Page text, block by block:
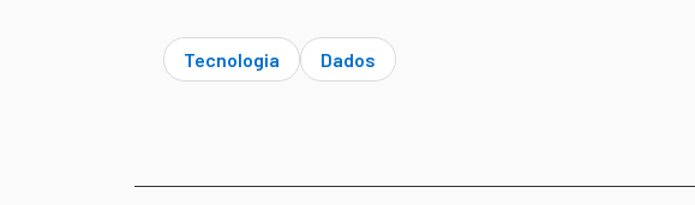
Tecnologia Dados